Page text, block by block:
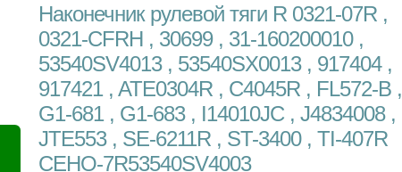
Наконечник рулевой тяги R 0321-07R ,
0321-CFRH , 30699 , 31-160200010 ,
53540SV4013 , 53540SX0013 , 917404 ,
917421 , ATE0304R , C4045R , FL572-B ,
G1-681 , G1-683 , I14010JC , J4834008 ,
JTE553 , SE-6211R , ST-3400 , TI-407R
CEHO-7R53540SV4003